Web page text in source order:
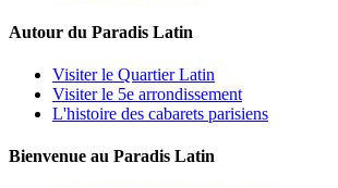
Autour du Paradis Latin
Visiter le Quartier Latin
Visiter le 5e arrondissement
L'histoire des cabarets parisiens
Bienvenue au Paradis Latin